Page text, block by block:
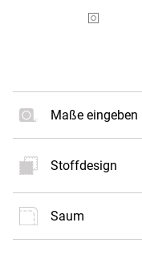
Maße eingeben
G Größe
Stoffdesign
Saum